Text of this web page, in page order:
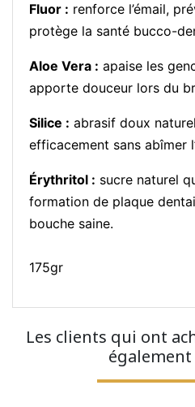
Fluor : renforce l’émail,
protège la santé bucco-
Aloe Vera : apaise les
apporte douceur lors du
Silice : abrasif doux
efficacement sans abîmer
Érythritol : sucre naturel
formation de plaque
bouche saine.
175gr
Les clients qui ont
également